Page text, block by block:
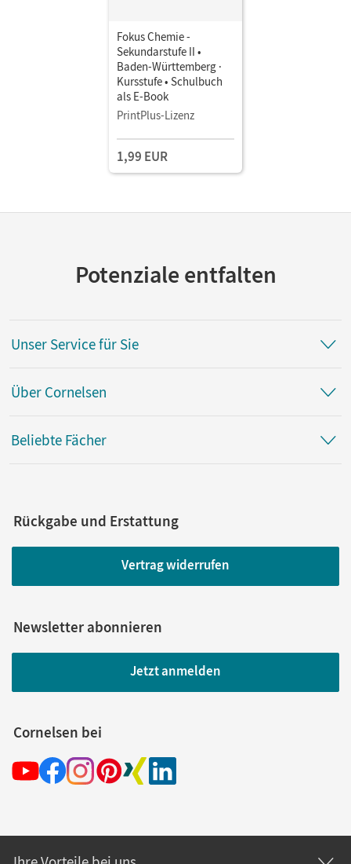
Fokus Chemie -
Sekundarstufe II •
Baden-Württemberg ·
Kursstufe • Schulbuch
als E-Book
PrintPlus-Lizenz
1,99 EUR
Potenziale entfalten
Unser Service für Sie
Über Cornelsen
Beliebte Fächer
Rückgabe und Erstattung
Vertrag widerrufen
Newsletter abonnieren
Jetzt anmelden
Cornelsen bei